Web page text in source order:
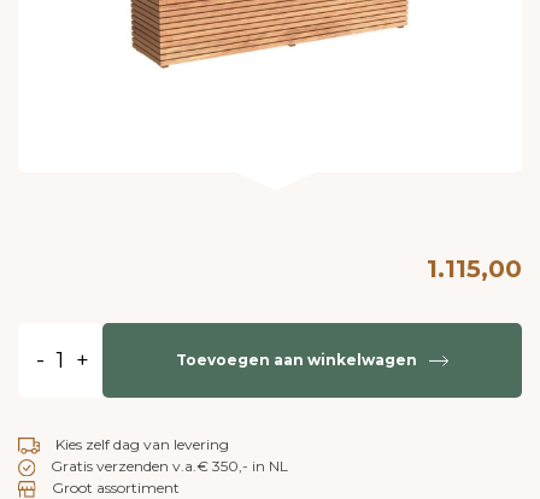
1.115,00
- + Toevoegen aan winkelwagen
Kies zelf dag van levering
Gratis verzenden v.a.€ 350,- in NL
Groot assortiment